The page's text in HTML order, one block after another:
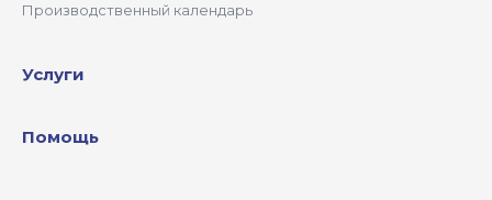
Производственный календарь
Услуги
Помощь